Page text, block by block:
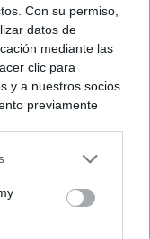
Con su permiso,
datos de
mediante las
clic para
y a nuestros socios
previamente
que algún
derecho de
se aplicarán